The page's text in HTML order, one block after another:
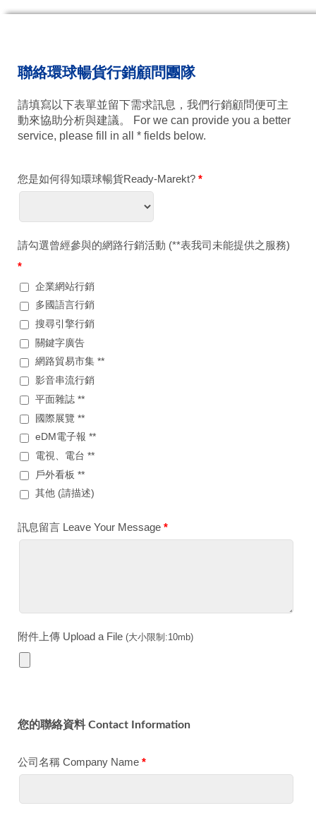
聯絡環球暢貨行銷顧問團隊
請填寫以下表單並留下需求訊息，我們行銷顧問便可主
動來協助分析與建議。 For we can provide you a better
service, please fill in all * fields below.
您是如何得知環球暢貨Ready-Marekt? *
請勾選曾經參與的網路行銷活動 (**表我司未能提供之服務)
*
企業網站行銷
多國語言行銷
搜尋引擎行銷
關鍵字廣告
網路貿易市集 **
影音串流行銷
平面雜誌 **
國際展覽 **
eDM電子報 **
電視、電台 **
戶外看板 **
其他 (請描述)
訊息留言 Leave Your Message *
附件上傳 Upload a File (大小限制:10mb)
您的聯絡資料 Contact Information
公司名稱 Company Name *